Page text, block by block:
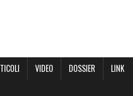
VIDEO DOSSIER
LINK